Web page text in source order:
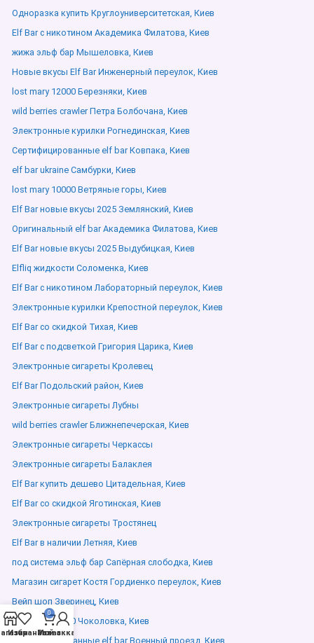
Одноразка купить Круглоуниверситетская, Киев
Elf Bar с никотином Академика Филатова, Киев
жижа эльф бар Мышеловка, Киев
Новые вкусы Elf Bar Инженерный переулок, Киев
lost mary 12000 Березняки, Киев
wild berries crawler Петра Болбочана, Киев
Электронные курилки Рогнединская, Киев
Сертифицированные elf bar Ковпака, Киев
elf bar ukraine Самбурки, Киев
lost mary 10000 Ветряные горы, Киев
Elf Bar новые вкусы 2025 Землянский, Киев
Оригинальный elf bar Академика Филатова, Киев
Elf Bar новые вкусы 2025 Выдубицкая, Киев
Elfliq жидкости Соломенка, Киев
Elf Bar с никотином Лабораторный переулок, Киев
Электронные курилки Крепостной переулок, Киев
Elf Bar со скидкой Тихая, Киев
Elf Bar с подсветкой Григория Царика, Киев
Электронные сигареты Кролевец
Elf Bar Подольский район, Киев
Электронные сигареты Лубны
wild berries crawler Ближнепечерская, Киев
Электронные сигареты Черкассы
Электронные сигареты Балаклея
Elf Bar купить дешево Цитадельная, Киев
Elf Bar со скидкой Яготинская, Киев
Электронные сигареты Тростянец
Elf Bar в наличии Летняя, Киев
под система эльф бар Сапёрная слободка, Киев
Магазин сигарет Костя Гордиенко переулок, Киев
Вейп шоп Зверинец, Киев
lost mary 10000 Чоколовка, Киев
Сертифицированные elf bar Военный проезд, Киев
Избранное
0
Заказ
Мой аккаунт